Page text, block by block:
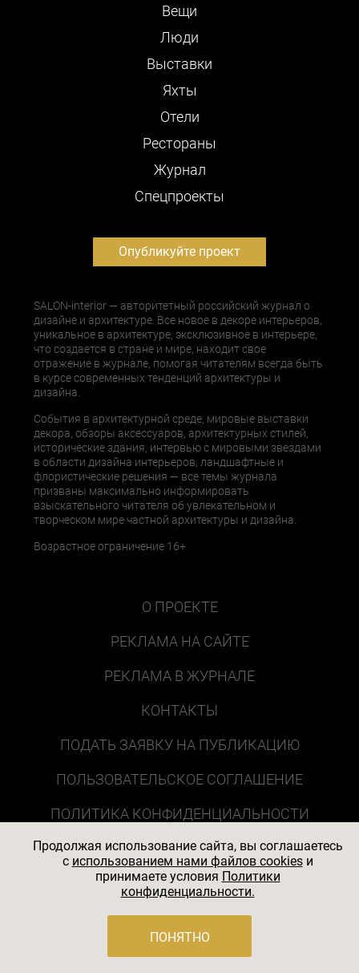
Вещи
Люди
Выставки
Яхты
Отели
Рестораны
Журнал
Cпецпроекты
Опубликуйте проект
SALON-interior — авторитетный российский журнал о
дизайне и архитектуре. Все новое в декоре интерьеров,
уникальное в архитектуре, эксклюзивное в интерьере,
что создается в стране и мире, находит свое
отражение в журнале, помогая читателям всегда быть
в курсе современных тенденций архитектуры и
дизайна.
События в архитектурной среде, мировые выставки
декора, обзоры аксессуаров, архитектурных стилей,
исторические здания, интервью с мировыми звездами
в области дизайна интерьеров, ландшафтные и
флористические решения — все темы журнала
призваны максимально информировать
взыскательного читателя об увлекательном и
творческом мире частной архитектуры и дизайна.
Возрастное ограничение 16+
О ПРОЕКТЕ
РЕКЛАМА НА САЙТЕ
РЕКЛАМА В ЖУРНАЛЕ
КОНТАКТЫ
ПОДАТЬ ЗАЯВКУ НА ПУБЛИКАЦИЮ
ПОЛЬЗОВАТЕЛЬСКОЕ СОГЛАШЕНИЕ
ПОЛИТИКА КОНФИДЕНЦИАЛЬНОСТИ
Продолжая использование сайта, вы соглашаетесь
c использованием нами файлов cookiesи
принимаете условия Политики
конфиденциальности.
ПОНЯТНО